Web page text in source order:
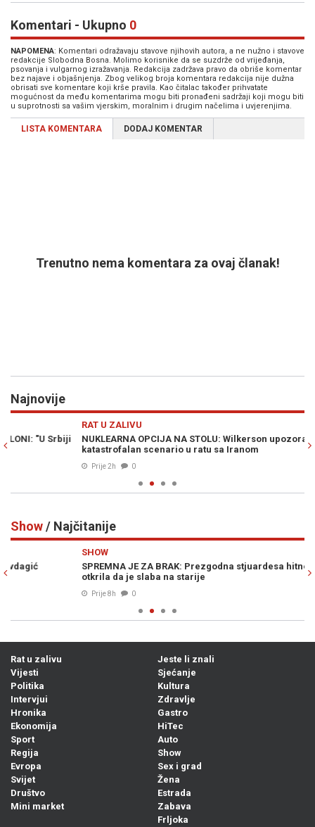
Komentari - Ukupno 0
NAPOMENA: Komentari odražavaju stavove njihovih autora, a ne nužno i stavove
redakcije Slobodna Bosna. Molimo korisnike da se suzdrže od vrijeđanja,
psovanja i vulgarnog izražavanja. Redakcija zadržava pravo da obriše komentar
bez najave i objašnjenja. Zbog velikog broja komentara redakcija nije dužna
obrisati sve komentare koji krše pravila. Kao čitalac također prihvatate
mogućnost da među komentarima mogu biti pronađeni sadržaji koji mogu biti
u suprotnosti sa vašim vjerskim, moralnim i drugim načelima i uvjerenjima.
LISTA KOMENTARA DODAJ KOMENTAR
Trenutno nema komentara za ovaj članak!
Najnovije
NUKLEARNA OPCIJA NA STOLU: Wilkerson upozorava na
katastrofalan scenario u ratu sa Iranom
Show/ Najčitanije
SPREMNA JE ZA BRAK: Prezgodna stjuardesa hitno traži muža,
otkrila da je slaba na starije
Rat u zalivu
Vijesti
Politika
Intervjui
Hronika
Ekonomija
Sport
Regija
Evropa
Svijet
Društvo
Mini market
Jeste li znali
Sjećanje
Kultura
Zdravlje
Gastro
HiTec
Auto
Show
Sex i grad
Žena
Estrada
Zabava
Frljoka